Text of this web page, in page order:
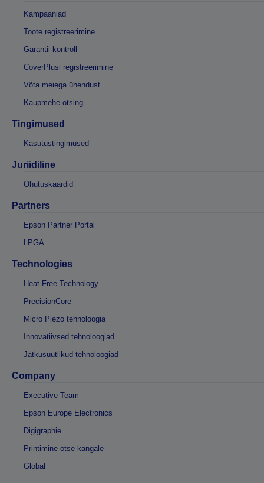
Kampaaniad
Toote registreerimine
Garantii kontroll
CoverPlusi registreerimine
Võta meiega ühendust
Kaupmehe otsing
Tingimused
Kasutustingimused
Juriidiline
Ohutuskaardid
Partners
Epson Partner Portal
LPGA
Technologies
Heat-Free Technology
PrecisionCore
Micro Piezo tehnoloogia
Innovatiivsed tehnoloogiad
Jätkusuutlikud tehnoloogiad
Company
Executive Team
Epson Europe Electronics
Digigraphie
Printimine otse kangale
Global